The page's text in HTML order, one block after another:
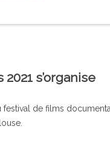
s’organise
festival de films